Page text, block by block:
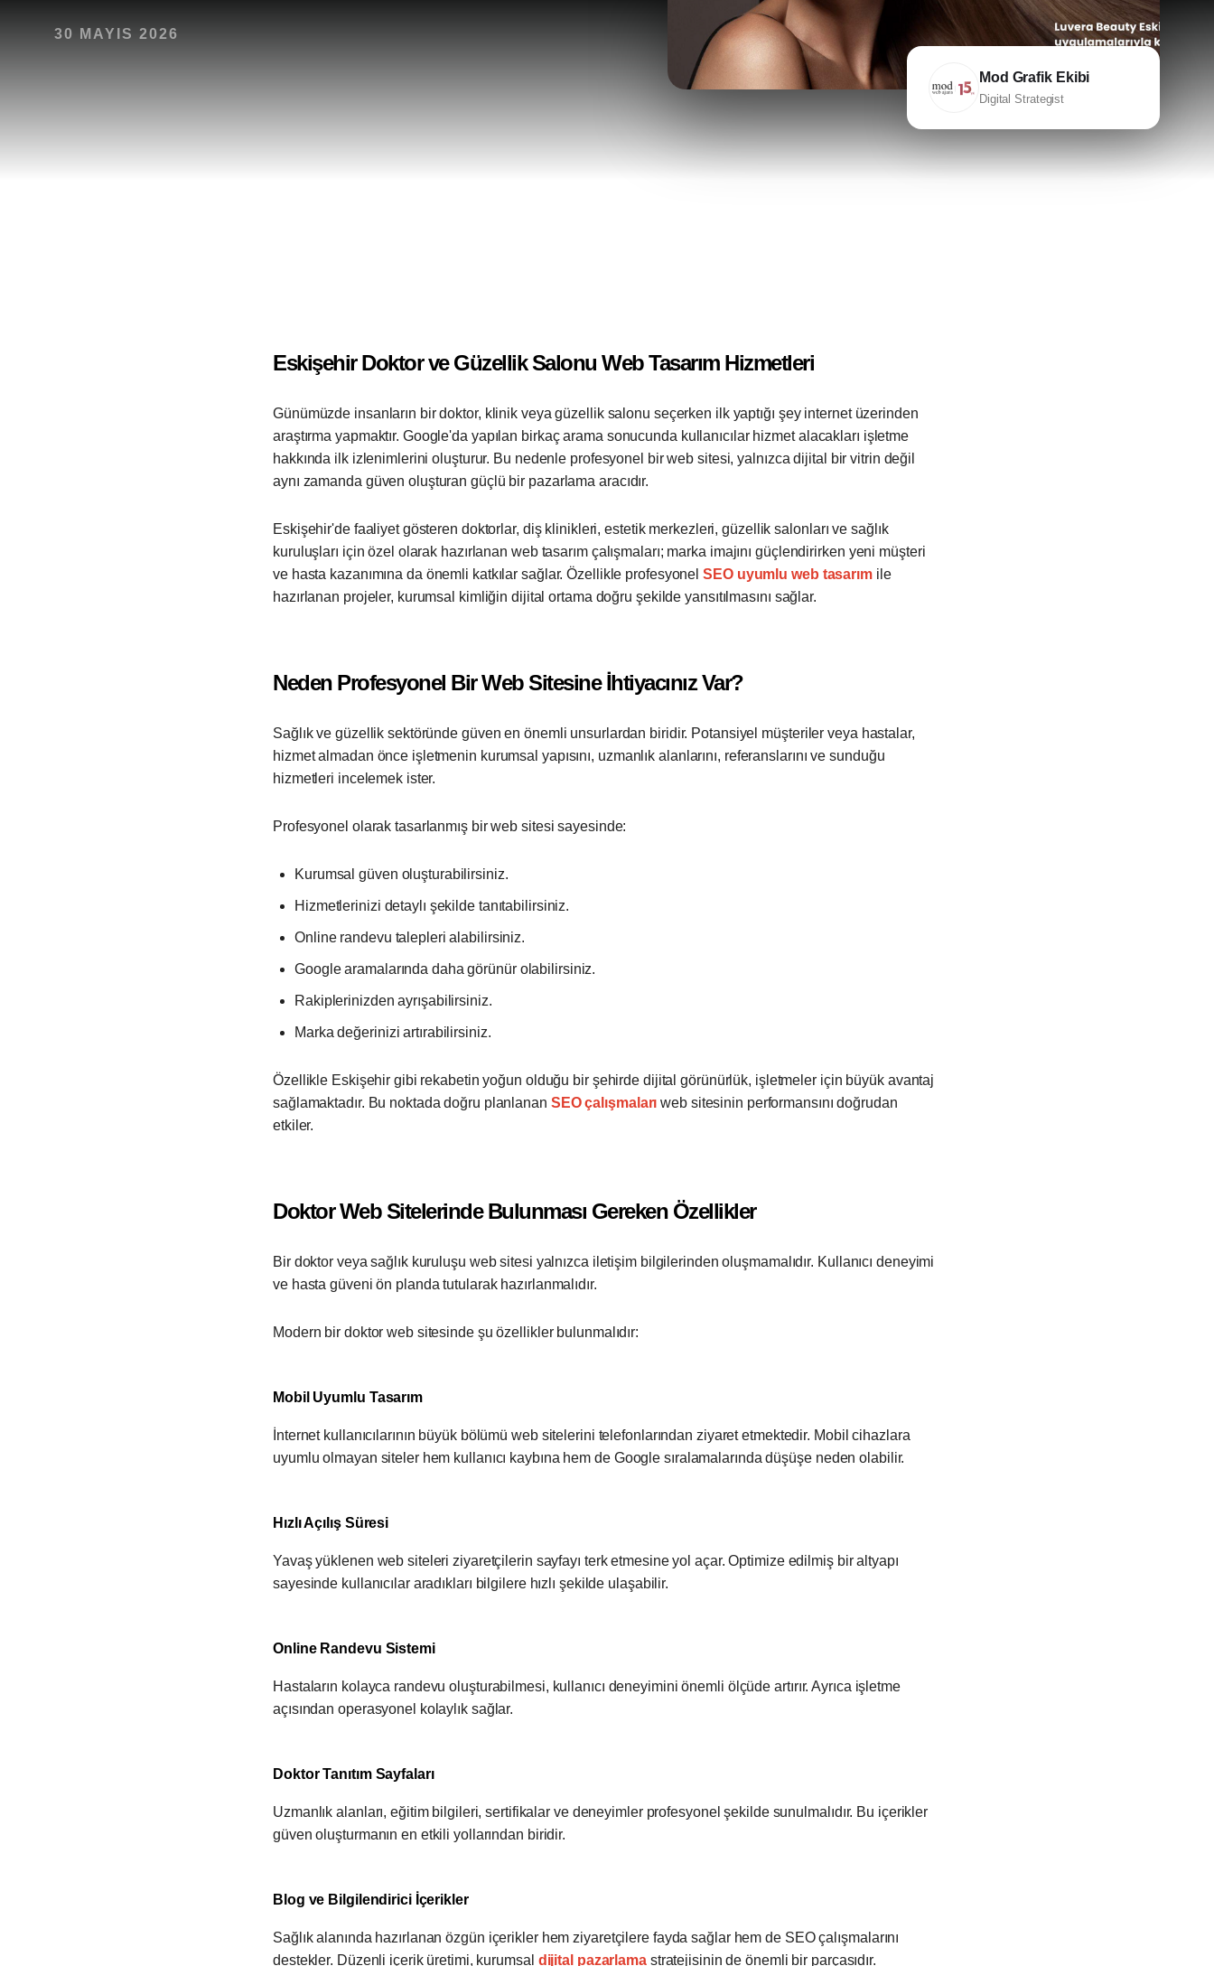
30 MAYIS 2026
Mod Grafik Ekibi
Digital Strategist
Eskişehir Doktor ve Güzellik Salonu Web Tasarım Hizmetleri
Günümüzde insanların bir doktor, klinik veya güzellik salonu seçerken ilk yaptığı şey internet üzerinden
araştırma yapmaktır. Google'da yapılan birkaç arama sonucunda kullanıcılar hizmet alacakları işletme
hakkında ilk izlenimlerini oluşturur. Bu nedenle profesyonel bir web sitesi, yalnızca dijital bir vitrin değil
aynı zamanda güven oluşturan güçlü bir pazarlama aracıdır.
Eskişehir'de faaliyet gösteren doktorlar, diş klinikleri, estetik merkezleri, güzellik salonları ve sağlık
kuruluşları için özel olarak hazırlanan web tasarım çalışmaları; marka imajını güçlendirirken yeni müşteri
ve hasta kazanımına da önemli katkılar sağlar. Özellikle profesyonelSEO uyumlu web tasarımile
hazırlanan projeler, kurumsal kimliğin dijital ortama doğru şekilde yansıtılmasını sağlar.
Neden Profesyonel Bir Web Sitesine İhtiyacınız Var?
Sağlık ve güzellik sektöründe güven en önemli unsurlardan biridir. Potansiyel müşteriler veya hastalar,
hizmet almadan önce işletmenin kurumsal yapısını, uzmanlık alanlarını, referanslarını ve sunduğu
hizmetleri incelemek ister.
Profesyonel olarak tasarlanmış bir web sitesi sayesinde:
Kurumsal güven oluşturabilirsiniz.
Hizmetlerinizi detaylı şekilde tanıtabilirsiniz.
Online randevu talepleri alabilirsiniz.
Google aramalarında daha görünür olabilirsiniz.
Rakiplerinizden ayrışabilirsiniz.
Marka değerinizi artırabilirsiniz.
Özellikle Eskişehir gibi rekabetin yoğun olduğu bir şehirde dijital görünürlük, işletmeler için büyük avantaj
sağlamaktadır. Bu noktada doğru planlanan SEO çalışmaları web sitesinin performansını doğrudan
etkiler.
Doktor Web Sitelerinde Bulunması Gereken Özellikler
Bir doktor veya sağlık kuruluşu web sitesi yalnızca iletişim bilgilerinden oluşmamalıdır. Kullanıcı deneyimi
ve hasta güveni ön planda tutularak hazırlanmalıdır.
Modern bir doktor web sitesinde şu özellikler bulunmalıdır:
Mobil Uyumlu Tasarım
İnternet kullanıcılarının büyük bölümü web sitelerini telefonlarından ziyaret etmektedir. Mobil cihazlara
uyumlu olmayan siteler hem kullanıcı kaybına hem de Google sıralamalarında düşüşe neden olabilir.
Hızlı Açılış Süresi
Yavaş yüklenen web siteleri ziyaretçilerin sayfayı terk etmesine yol açar. Optimize edilmiş bir altyapı
sayesinde kullanıcılar aradıkları bilgilere hızlı şekilde ulaşabilir.
Online Randevu Sistemi
Hastaların kolayca randevu oluşturabilmesi, kullanıcı deneyimini önemli ölçüde artırır. Ayrıca işletme
açısından operasyonel kolaylık sağlar.
Doktor Tanıtım Sayfaları
Uzmanlık alanları, eğitim bilgileri, sertifikalar ve deneyimler profesyonel şekilde sunulmalıdır. Bu içerikler
güven oluşturmanın en etkili yollarından biridir.
Blog ve Bilgilendirici İçerikler
Sağlık alanında hazırlanan özgün içerikler hem ziyaretçilere fayda sağlar hem de SEO çalışmalarını
destekler. Düzenli içerik üretimi, kurumsal dijital pazarlamastratejisinin de önemli bir parçasıdır.
Ambalaj Tasarımı Video Prodüksiyon
Profesyonel Fotoğraf Çekimi
Yerel SEO